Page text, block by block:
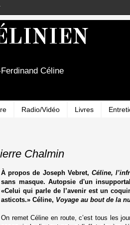
Céline
Radio/Vidéo Livres
Chalmin
À propos de Joseph Vebret,Céline,
sans masque. Autopsie d'un
«Celui qui parle de l’avenir est un
asticots.» Céline, Voyage au bout de la
On remet Céline en route, c’est tous les